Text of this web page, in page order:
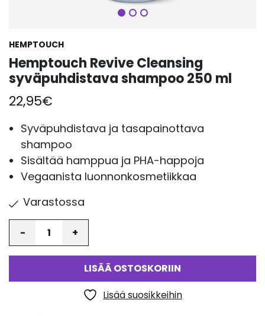
HEMPTOUCH
Hemptouch Revive Cleansing
syväpuhdistava shampoo 250 ml
22,95€
Syväpuhdistava ja tasapainottava
shampoo
Sisältää hamppua ja PHA-happoja
Vegaanista luonnonkosmetiikkaa
Varastossa
LISÄÄ OSTOSKORIIN
Lisää suosikkeihin